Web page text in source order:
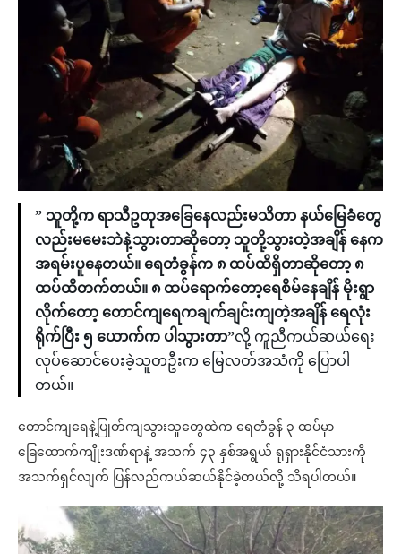
” သူတို့က ရာသီဥတုအခြေနေလည်းမသိတာ နယ်မြေခံတွေ
လည်းမမေးဘဲနဲ့သွားတာဆိုတော့ သူတို့သွားတဲ့အချိန် နေက
အရမ်းပူနေတယ်။ ရေတံခွန်က ၈ ထပ်ထိရှိတာဆိုတော့ ၈
ထပ်ထိတက်တယ်။ ၈ ထပ်ရောက်တော့ရေစိမ်နေချိန် မိုးရွာ
လိုက်တော့ တောင်ကျရေကချက်ချင်းကျတဲ့အချိန် ရေလုံး
ရိုက်ပြီး ၅ ယောက်က ပါသွားတာ”လို့ ကူညီကယ်ဆယ်ရေး
လုပ်ဆောင်ပေးခဲ့သူတဦးက မြေလတ်အသံကို ပြောပါ
တယ်။
တောင်ကျရေနဲ့ပြုတ်ကျသွားသူတွေထဲက ရေတံခွန် ၃ ထပ်မှာ
ခြေထောက်ကျိုးဒဏ်ရာနဲ့ အသက် ၄၃ နှစ်အရွယ် ရုရှားနိုင်ငံသားကို
အသက်ရှင်လျက် ပြန်လည်ကယ်ဆယ်နိုင်ခဲ့တယ်လို့ သိရပါတယ်။